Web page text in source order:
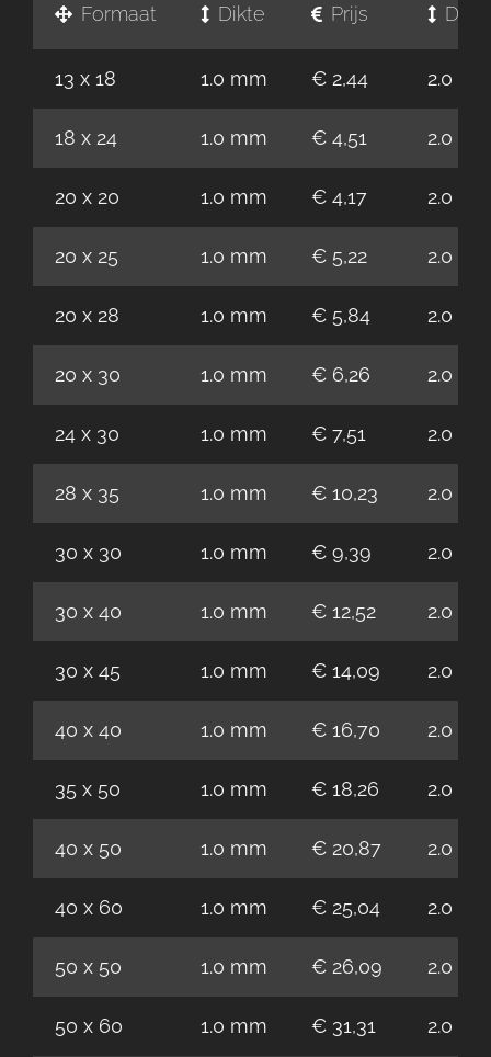
Formaat Dikte Prijs Dikte
13 x 18 1.0 mm € 2,44 2.0
18 x 24 1.0 mm € 4,51 2.0
20 x 20 1.0 mm € 4,17 2.0
20 x 25 1.0 mm € 5,22 2.0
20 x 28 1.0 mm € 5,84 2.0
20 x 30 1.0 mm € 6,26 2.0
24 x 30 1.0 mm € 7,51 2.0
28 x 35 1.0 mm € 10,23 2.0
30 x 30 1.0 mm € 9,39 2.0
30 x 40 1.0 mm € 12,52 2.0
30 x 45 1.0 mm € 14,09 2.0
40 x 40 1.0 mm € 16,70 2.0
35 x 50 1.0 mm € 18,26 2.0
40 x 50 1.0 mm € 20,87 2.0
40 x 60 1.0 mm € 25,04 2.0
50 x 50 1.0 mm € 26,09 2.0
50 x 60 1.0 mm € 31,31 2.0